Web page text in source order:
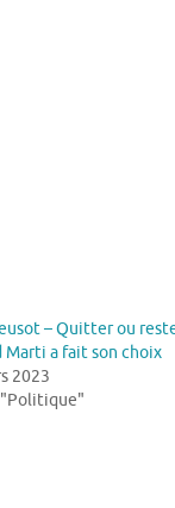
– Quitter ou
Marti a fait son choix
2023
"Politique"